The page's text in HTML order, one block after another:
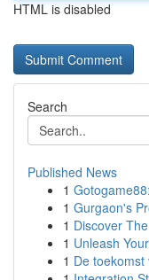
HTML is disabled
Search
Published News
1
1 Gurgaon's
1 Discover
1 Unleash
1 De